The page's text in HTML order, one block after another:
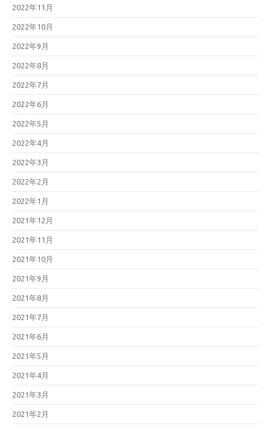
2022年11月
2022年10月
2022年9月
2022年8月
2022年7月
2022年6月
2022年5月
2022年4月
2022年3月
2022年2月
2022年1月
2021年12月
2021年11月
2021年10月
2021年9月
2021年8月
2021年7月
2021年6月
2021年5月
2021年4月
2021年3月
2021年2月